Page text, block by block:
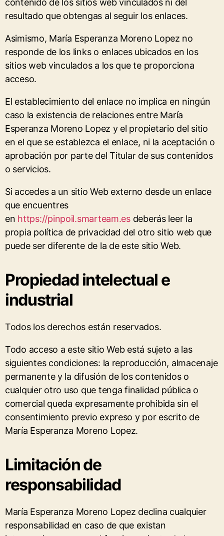
contenido de los sitios web vinculados ni del
resultado que obtengas al seguir los enlaces.
Asimismo, María Esperanza Moreno Lopez no
responde de los links o enlaces ubicados en los
sitios web vinculados a los que te proporciona
acceso.
El establecimiento del enlace no implica en ningún
caso la existencia de relaciones entre María
Esperanza Moreno Lopez y el propietario del sitio
en el que se establezca el enlace, ni la aceptación o
aprobación por parte del Titular de sus contenidos
o servicios.
Si accedes a un sitio Web externo desde un enlace
que encuentres
en https://pinpoil.smarteam.esdeberás leer la
propia política de privacidad del otro sitio web que
puede ser diferente de la de este sitio Web.
Propiedad intelectual e
industrial
Todos los derechos están reservados.
Todo acceso a este sitio Web está sujeto a las
siguientes condiciones: la reproducción, almacenaje
permanente y la difusión de los contenidos o
cualquier otro uso que tenga finalidad pública o
comercial queda expresamente prohibida sin el
consentimiento previo expreso y por escrito de
María Esperanza Moreno Lopez.
Limitación de
responsabilidad
María Esperanza Moreno Lopez declina cualquier
responsabilidad en caso de que existan